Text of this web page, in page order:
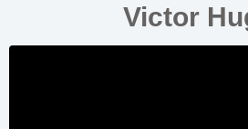
Victor